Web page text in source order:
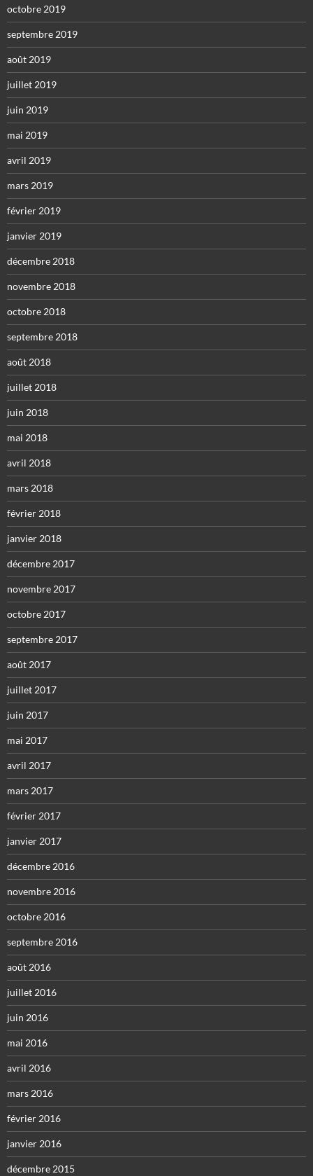
octobre 2019
septembre 2019
août 2019
juillet 2019
juin 2019
mai 2019
avril 2019
mars 2019
février 2019
janvier 2019
décembre 2018
novembre 2018
octobre 2018
septembre 2018
août 2018
juillet 2018
juin 2018
mai 2018
avril 2018
mars 2018
février 2018
janvier 2018
décembre 2017
novembre 2017
octobre 2017
septembre 2017
août 2017
juillet 2017
juin 2017
mai 2017
avril 2017
mars 2017
février 2017
janvier 2017
décembre 2016
novembre 2016
octobre 2016
septembre 2016
août 2016
juillet 2016
juin 2016
mai 2016
avril 2016
mars 2016
février 2016
janvier 2016
décembre 2015